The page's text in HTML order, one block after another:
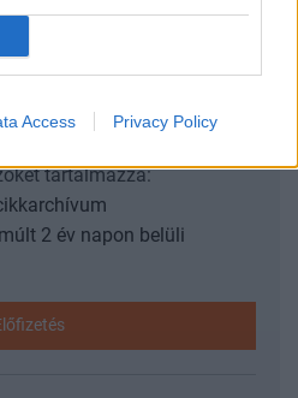
Access Privacy Policy
hírarchívumához
tartalmazza:
2 év napon belüli